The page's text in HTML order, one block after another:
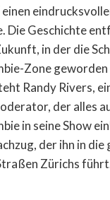
einen
Die Geschichte
in der die
Zone geworden
Randy Rivers,
der alles
in seine Show
der ihn in die
Zürichs